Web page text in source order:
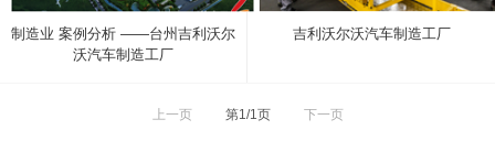
制造业 案例分析 ——台州吉利沃尔
沃汽车制造工厂
吉利沃尔沃汽车制造工厂
上一页 第1/1页 下一页